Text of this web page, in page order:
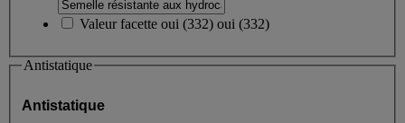
Valeur facette oui (332) oui (332)
Antistatique
Antistatique